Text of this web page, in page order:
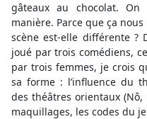
gâteaux au chocolat.
manière. Parce que ça
scène est-elle différente ?
joué par trois comédiens,
par trois femmes, je crois
sa forme : l’influence du
des théâtres orientaux
maquillages, les codes du